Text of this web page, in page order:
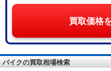
買取価格
バイクの買取相場検索